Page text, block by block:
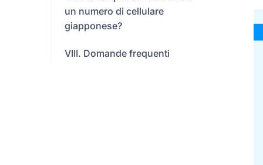
un numero di cellulare
giapponese?
VIII. Domande frequenti